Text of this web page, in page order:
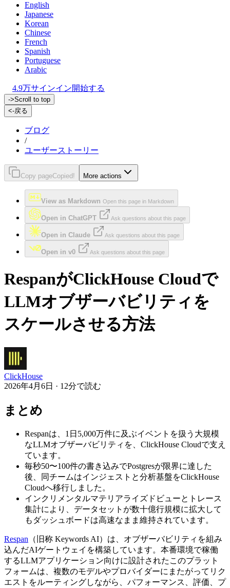
English
Japanese
Korean
Chinese
French
Spanish
Portuguese
Arabic
4.9万サインイン開始する
->Scroll to top
<-戻る
ブログ
/
ユーザーストーリー
Copy pageCopied! More actions
View as Markdown Open this page in Markdown
Open in ChatGPT Ask questions about this page
Open in Claude Ask questions about this page
Open in v0 Ask questions about this page
RespanがClickHouse Cloudで
LLMオブザーバビリティを
スケールさせる方法
ClickHouse
2026年4月6日 · 12分で読む
まとめ
Respanは、1日5,000万件に及ぶイベントを扱う大規模
なLLMオブザーバビリティを、ClickHouse Cloudで支え
ています。
毎秒50〜100件の書き込みでPostgresが限界に達した
後、同チームはインジェストと分析基盤をClickHouse
Cloudへ移行しました。
インクリメンタルマテリアライズドビューとトレース
集計により、データセットが数十億行規模に拡大して
もダッシュボードは高速なまま維持されています。
Respan （旧称 Keywords AI）は、オブザーバビリティを組み
込んだAIゲートウェイを構築しています。本番環境で稼働
するLLMアプリケーション向けに設計されたこのプラット
フォームは、複数のモデルやプロバイダーにまたがってリク
エストをルーティングしながら、パフォーマンス、評価、プ